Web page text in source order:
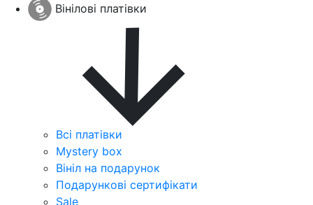
Вінілові платівки
Всі платівки
Mystery box
Вініл на подарунок
Подарункові сертифікати
Sale